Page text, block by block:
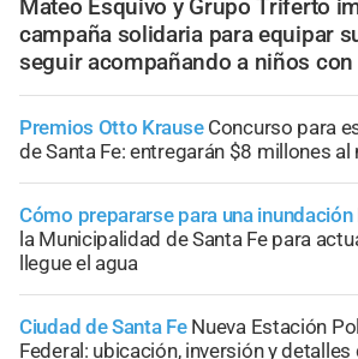
Mateo Esquivo y Grupo Triferto
campaña solidaria para equipar
seguir acompañando a niños
Premios Otto Krause Concurso para
de Santa Fe: entregarán $8 millones
Cómo prepararse para una inundación
la Municipalidad de Santa Fe para
llegue el agua
Ciudad de Santa Fe Nueva Estación
Federal: ubicación, inversión y